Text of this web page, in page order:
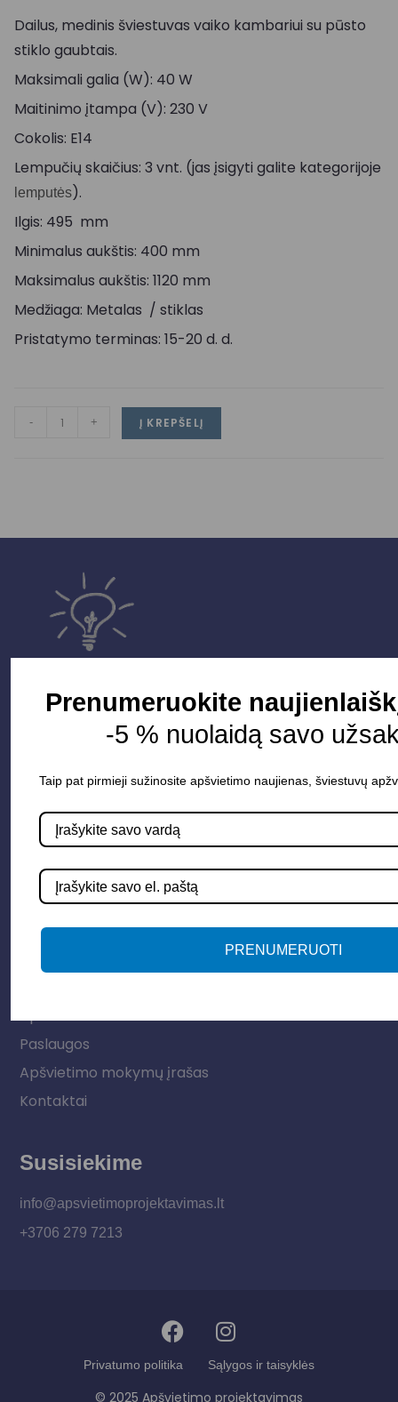
Dailus, medinis šviestuvas vaiko kambariui su pūsto
stiklo gaubtais.
Maksimali galia (W): 40 W
Maitinimo įtampa (V): 230 V
Cokolis: E14
Lempučių skaičius: 3 vnt. (jas įsigyti galite kategorijoje
lemputės).
Ilgis: 495 mm
Minimalus aukštis: 400 mm
Maksimalus aukštis: 1120 mm
Medžiaga: Metalas / stiklas
Pristatymo terminas: 15-20 d. d.
- + Į KREPŠELĮ
Elektros instaliacija
LED juostos
Informacija
Apie mus
Paslaugos
Apšvietimo mokymų įrašas
Kontaktai
Susisiekime
info@apsvietimoprojektavimas.lt
+3706 279 7213
Privatumo politika Sąlygos ir taisyklės
© 2025 Apšvietimo projektavimas
Prenumeruokite
-5 % nuolaidą savo
Taip pat pirmieji sužinosite apšvietimo naujienas, šviestuvų
PRENUMERUOTI